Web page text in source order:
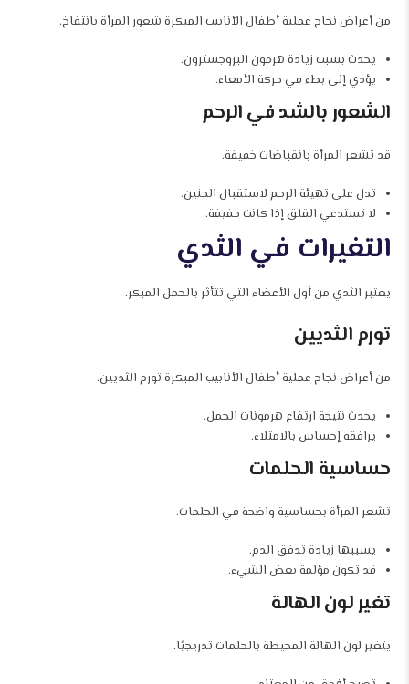
من أعراض نجاح عملية أطفال الأنابيب المبكرة شعور المرأة بانتفاخ.
يحدث بسبب زيادة هرمون البروجسترون.
يؤدي إلى بطء في حركة الأمعاء.
الشعور بالشد في الرحم
قد تشعر المرأة بانقباضات خفيفة.
تدل على تهيئة الرحم لاستقبال الجنين.
لا تستدعي القلق إذا كانت خفيفة.
التغيرات في الثدي
يعتبر الثدي من أول الأعضاء التي تتأثر بالحمل المبكر.
تورم الثديين
من أعراض نجاح عملية أطفال الأنابيب المبكرة تورم الثديين.
يحدث نتيجة ارتفاع هرمونات الحمل.
يرافقه إحساس بالامتلاء.
حساسية الحلمات
تشعر المرأة بحساسية واضحة في الحلمات.
يسببها زيادة تدفق الدم.
قد تكون مؤلمة بعض الشيء.
تغير لون الهالة
يتغير لون الهالة المحيطة بالحلمات تدريجيًا.